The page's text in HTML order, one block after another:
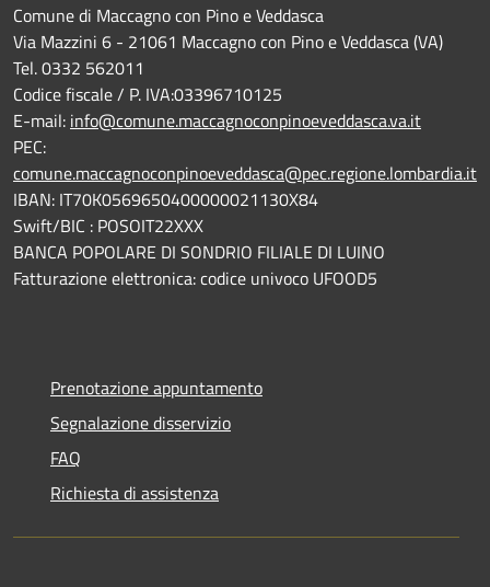
Comune di Maccagno con Pino e Veddasca
Via Mazzini 6 - 21061 Maccagno con Pino e Veddasca (VA)
Tel. 0332 562011
Codice fiscale / P. IVA:03396710125
E-mail: info@comune.maccagnoconpinoeveddasca.va.it
PEC:
comune.maccagnoconpinoeveddasca@pec.regione.lombardia.it
IBAN: IT70K0569650400000021130X84
Swift/BIC : POSOIT22XXX
BANCA POPOLARE DI SONDRIO FILIALE DI LUINO
Fatturazione elettronica: codice univoco UFOOD5
Prenotazione appuntamento
Segnalazione disservizio
FAQ
Richiesta di assistenza